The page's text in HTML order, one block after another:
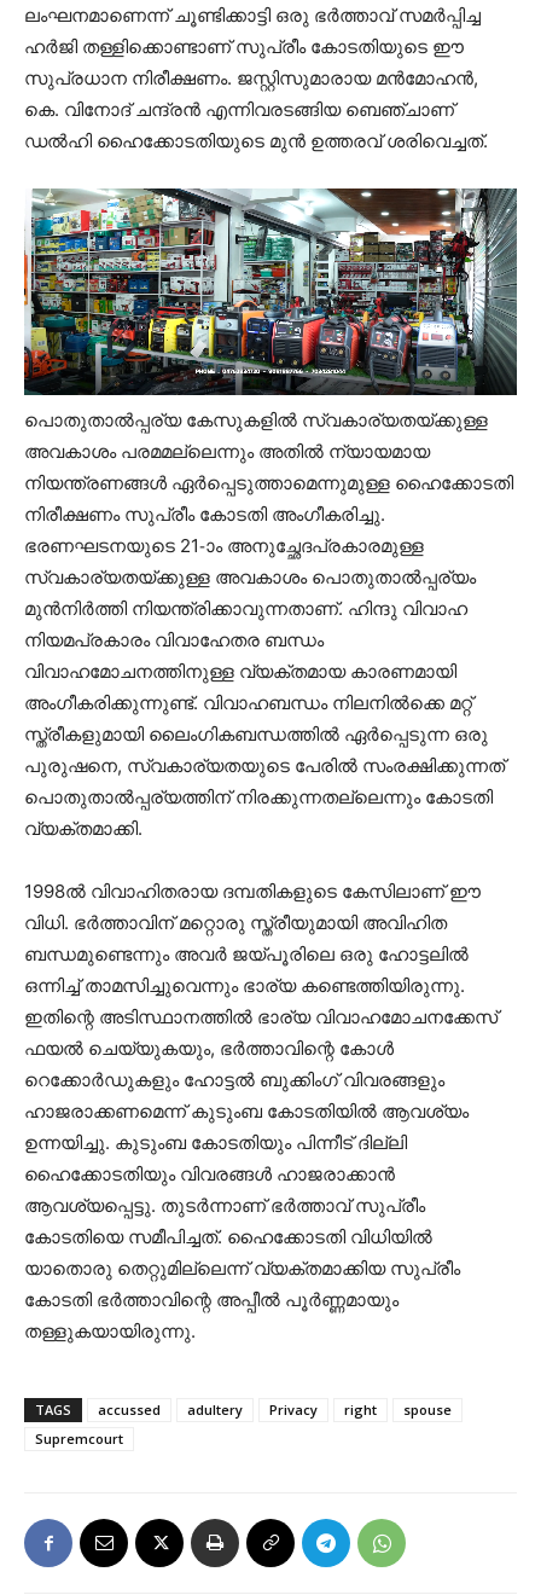
ലംഘനമാണെന്ന് ചൂണ്ടിക്കാട്ടി ഒരു ഭർത്താവ് സമർപ്പിച്ച
ഹർജി തള്ളിക്കൊണ്ടാണ് സുപ്രീം കോടതിയുടെ ഈ
സുപ്രധാന നിരീക്ഷണം. ജസ്റ്റിസുമാരായ മൻമോഹൻ,
കെ. വിനോദ് ചന്ദ്രൻ എന്നിവരടങ്ങിയ ബെഞ്ചാണ്
ഡൽഹി ഹൈക്കോടതിയുടെ മുൻ ഉത്തരവ് ശരിവെച്ചത്.
പൊതുതാൽപ്പര്യ കേസുകളിൽ സ്വകാര്യതയ്ക്കുള്ള
അവകാശം പരമമല്ലെന്നും അതിൽ ന്യായമായ
നിയന്ത്രണങ്ങൾ ഏർപ്പെടുത്താമെന്നുമുള്ള ഹൈക്കോടതി
നിരീക്ഷണം സുപ്രീം കോടതി അംഗീകരിച്ചു.
ഭരണഘടനയുടെ 21-ാം അനുച്ഛേദപ്രകാരമുള്ള
സ്വകാര്യതയ്ക്കുള്ള അവകാശം പൊതുതാൽപ്പര്യം
മുൻനിർത്തി നിയന്ത്രിക്കാവുന്നതാണ്. ഹിന്ദു വിവാഹ
നിയമപ്രകാരം വിവാഹേതര ബന്ധം
വിവാഹമോചനത്തിനുള്ള വ്യക്തമായ കാരണമായി
അംഗീകരിക്കുന്നുണ്ട്. വിവാഹബന്ധം നിലനിൽക്കെ മറ്റ്
സ്ത്രീകളുമായി ലൈംഗികബന്ധത്തിൽ ഏർപ്പെടുന്ന ഒരു
പുരുഷനെ, സ്വകാര്യതയുടെ പേരിൽ സംരക്ഷിക്കുന്നത്
പൊതുതാൽപ്പര്യത്തിന് നിരക്കുന്നതല്ലെന്നും കോടതി
വ്യക്തമാക്കി.
1998ൽ വിവാഹിതരായ ദമ്പതികളുടെ കേസിലാണ് ഈ
വിധി. ഭർത്താവിന് മറ്റൊരു സ്ത്രീയുമായി അവിഹിത
ബന്ധമുണ്ടെന്നും അവർ ജയ്പൂരിലെ ഒരു ഹോട്ടലിൽ
ഒന്നിച്ച് താമസിച്ചുവെന്നും ഭാര്യ കണ്ടെത്തിയിരുന്നു.
ഇതിന്റെ അടിസ്ഥാനത്തിൽ ഭാര്യ വിവാഹമോചനക്കേസ്
ഫയൽ ചെയ്യുകയും, ഭർത്താവിന്റെ കോൾ
റെക്കോർഡുകളും ഹോട്ടൽ ബുക്കിംഗ് വിവരങ്ങളും
ഹാജരാക്കണമെന്ന് കുടുംബ കോടതിയിൽ ആവശ്യം
ഉന്നയിച്ചു. കുടുംബ കോടതിയും പിന്നീട് ദില്ലി
ഹൈക്കോടതിയും വിവരങ്ങൾ ഹാജരാക്കാൻ
ആവശ്യപ്പെട്ടു. തുടർന്നാണ് ഭർത്താവ് സുപ്രീം
കോടതിയെ സമീപിച്ചത്. ഹൈക്കോടതി വിധിയിൽ
യാതൊരു തെറ്റുമില്ലെന്ന് വ്യക്തമാക്കിയ സുപ്രീം
കോടതി ഭർത്താവിന്റെ അപ്പീൽ പൂർണ്ണമായും
തള്ളുകയായിരുന്നു.
TAGS accussed adultery Privacy right
spouse
Supremcourt